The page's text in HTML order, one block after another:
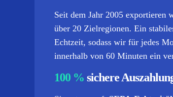
Seit dem Jahr 2005
über 20 Zielregionen. Ein
Echtzeit, sodass wir für jedes
innerhalb von 60 Minuten ein
100 % sichere